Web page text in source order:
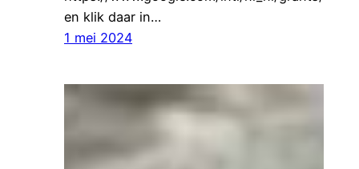
en klik daar in…
1 mei 2024